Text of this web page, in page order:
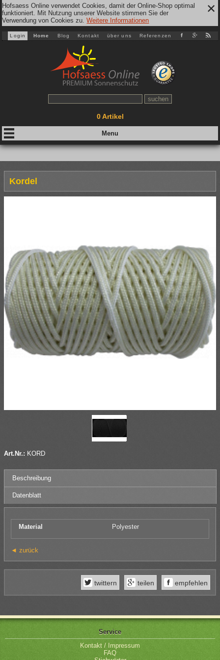
Hofsaess Online verwendet Cookies, damit der Online-Shop optimal
funktioniert. Mit Nutzung unserer Website stimmen Sie der
Verwendung von Cookies zu.Weitere Informationen
✕
Login Home Blog Kontakt über uns Referenzen
0Artikel
Kordel
Art.Nr.: KORD
Beschreibung
Datenblatt
Material Polyester
◄ zurück
empfehlen
teilen
twittern
Service
Kontakt / Impressum
FAQ